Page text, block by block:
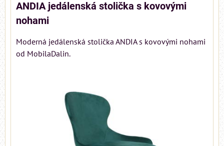
ANDIA jedálenská stolička s kovovými
nohami
Moderná jedálenská stolička ANDIA s kovovými nohami
od MobilaDalin.